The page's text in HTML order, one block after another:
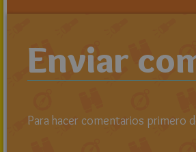
Enviar
Para hacer comentarios primero